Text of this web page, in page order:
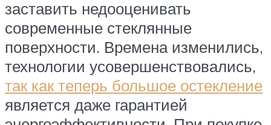
заставить недооценивать
современные стеклянные
поверхности. Времена изменились,
технологии усовершенствовались,
так как теперь большое остекление
является даже гарантией